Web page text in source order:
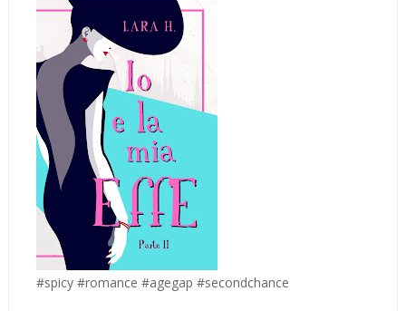
#spicy #romance #agegap #secondchance